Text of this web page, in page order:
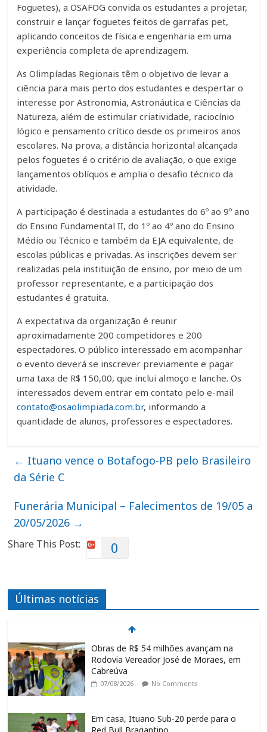
Foguetes), a OSAFOG convida os estudantes a projetar,
construir e lançar foguetes feitos de garrafas pet,
aplicando conceitos de física e engenharia em uma
experiência completa de aprendizagem.
As Olimpíadas Regionais têm o objetivo de levar a
ciência para mais perto dos estudantes e despertar o
interesse por Astronomia, Astronáutica e Ciências da
Natureza, além de estimular criatividade, raciocínio
lógico e pensamento crítico desde os primeiros anos
escolares. Na prova, a distância horizontal alcançada
pelos foguetes é o critério de avaliação, o que exige
lançamentos oblíquos e amplia o desafio técnico da
atividade.
A participação é destinada a estudantes do 6º ao 9º ano
do Ensino Fundamental II, do 1º ao 4º ano do Ensino
Médio ou Técnico e também da EJA equivalente, de
escolas públicas e privadas. As inscrições devem ser
realizadas pela instituição de ensino, por meio de um
professor representante, e a participação dos
estudantes é gratuita.
A expectativa da organização é reunir
aproximadamente 200 competidores e 200
espectadores. O público interessado em acompanhar
o evento deverá se inscrever previamente e pagar
uma taxa de R$ 150,00, que inclui almoço e lanche. Os
interessados devem entrar em contato pelo e-mail
contato@osaolimpiada.com.br, informando a
quantidade de alunos, professores e espectadores.
← Ituano vence o Botafogo-PB pelo Brasileiro
da Série C
Funerária Municipal – Falecimentos de 19/05 a
20/05/2026 →
Share This Post: 0
Últimas notícias
Obras de R$ 54 milhões avançam na
Rodovia Vereador José de Moraes, em
Cabreúva
07/08/2026 No Comments
Em casa, Ituano Sub-20 perde para o